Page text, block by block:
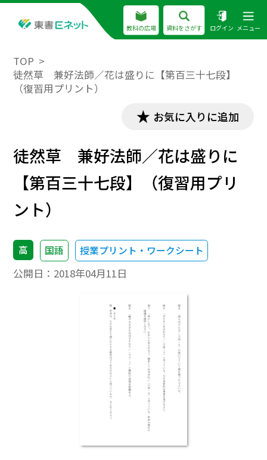
教科の広場 資料をさがす ログイン メニュー
TOP
徒然草 兼好法師／花は盛りに【第百三十七段】
（復習用プリント）
お気に入りに追加
徒然草 兼好法師／花は盛りに
【第百三十七段】（復習用プリ
ント）
高 国語 授業プリント・ワークシート
公開日： 2018年04月11日